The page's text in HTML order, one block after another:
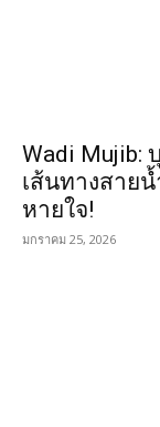
Wadi Mujib:
เส้นทางสาย
หายใจ!
มกราคม 25, 2026